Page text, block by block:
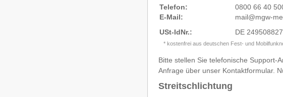
Telefon:
0800 66 40
E-Mail:
mail@mgw-
USt-IdNr.:
DE 249508827
* kostenfrei aus deutschen Fest- und
Bitte stellen Sie telefonische Support-
Anfrage über unser Kontaktformular.
Streitschlichtung